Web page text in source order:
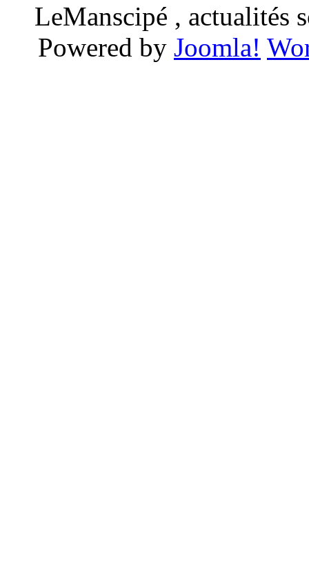
LeManscipé , actualités
Powered by Joomla!